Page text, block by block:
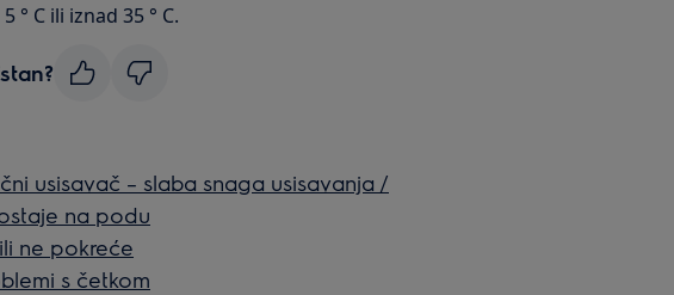
C ili iznad 35 ° C.
usisavač – slaba snaga usisavanja /
na podu
ne pokreće
s četkom